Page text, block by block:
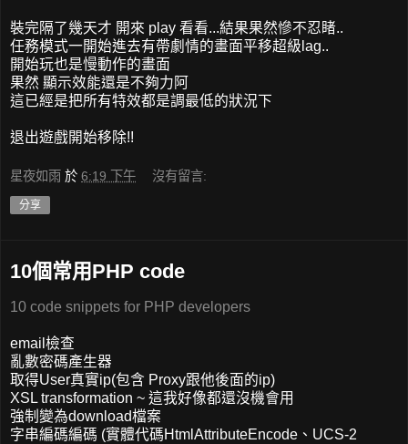
裝完隔了幾天才 開來 play 看看...結果果然慘不忍睹..
任務模式一開始進去有帶劇情的畫面平移超級lag..
開始玩也是慢動作的畫面
果然 顯示效能還是不夠力阿
這已經是把所有特效都是調最低的狀況下
退出遊戲開始移除!!
星夜如雨 於 6:19 下午 沒有留言:
分享
10個常用PHP code
10 code snippets for PHP developers
email檢查
亂數密碼產生器
取得User真實ip(包含 Proxy跟他後面的ip)
XSL transformation ~ 這我好像都還沒機會用
強制變為download檔案
字串編碼編碼 (實體代碼HtmlAttributeEncode、UCS-2